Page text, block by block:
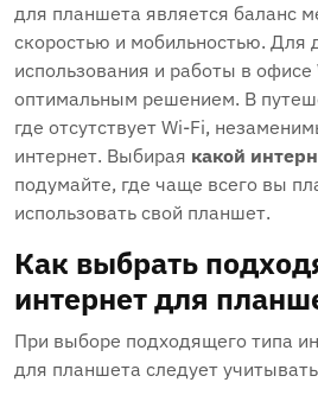
для планшета является баланс
скоростью и мобильностью. Для
использования и работы в офисе
оптимальным решением. В
где отсутствует Wi-Fi,
интернет. Выбирая какой
подумайте, где чаще всего вы
использовать свой планшет.
Как выбрать
интернет для
При выборе подходящего типа
для планшета следует